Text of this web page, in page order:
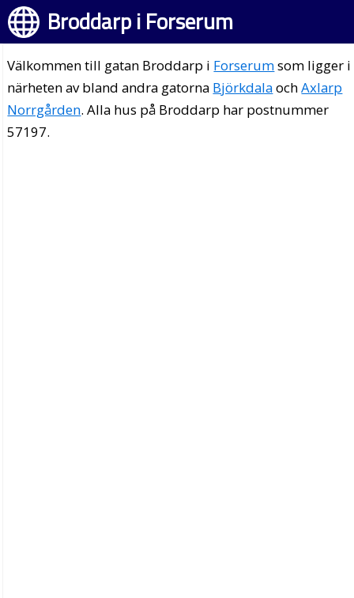
Broddarp i Forserum
Välkommen till gatan Broddarp i Forserumsom ligger i
närheten av bland andra gatorna BjörkdalaochAxlarp
Norrgården. Alla hus på Broddarp har postnummer
57197.